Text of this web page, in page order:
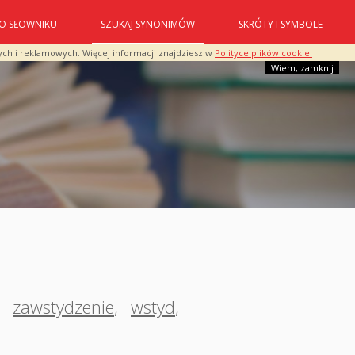
i reklamowych. Więcej informacji znajdziesz w Polityce plików cookie.
Wiem, zamknij
O SŁOWNIKU SZUKAJ SYNONIMÓW SKRÓTY I SYMBOLE
zawstydzenie, wstyd,